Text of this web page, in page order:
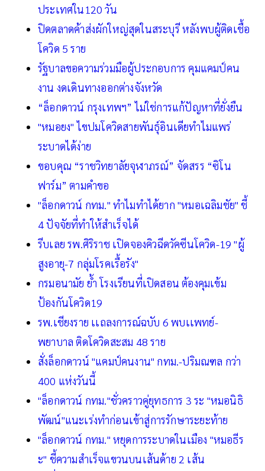
ประเทศใน120 วัน
ปิดตลาดค้าส่งผักใหญ่สุดในสระบุรี หลังพบผู้ติดเชื้อ
โควิด 5 ราย
รัฐบาลขอความร่วมมือผู้ประกอบการ คุมแคมป์คน
งาน งดเดินทางออกต่างจังหวัด
“ล็อกดาวน์ กรุงเทพฯ” ไม่ใช่การแก้ปัญหาที่ยั่งยืน
"หมอยง" ไขปมโควิดสายพันธุ์อินเดียทำไมแพร่
ระบาดได้ง่าย
ขอบคุณ “ราชวิทยาลัยจุฬาภรณ์” จัดสรร “ซิโน
ฟาร์ม” ตามคำขอ
"ล็อกดาวน์ กทม." ทำไมทำได้ยาก "หมอเฉลิมชัย" ชี้
4 ปัจจัยที่ทำให้สำเร็จได้
รีบเลย รพ.ศิริราช เปิดจองคิวฉีดวัคซีนโควิด-19 "ผู้
สูงอายุ-7 กลุ่มโรคเรื้อรัง"
กรมอนามัย ย้ำ โรงเรียนที่เปิดสอน ต้องคุมเข้ม
ป้องกันโควิด19
รพ.เชียงราย เเถลงการณ์ฉบับ 6 พบเเพทย์-
พยาบาล ติดโควิดสะสม 48 ราย
สั่งล็อกดาวน์ "แคมป์คนงาน" กทม.-ปริมณฑล กว่า
400 แห่งวันนี้
"ล็อกดาวน์ กทม."ชั่วคราวคู่ยุทธการ 3 ระ "หมอนิธิ
พัฒน์"แนะเร่งทำก่อนเข้าสู่การรักษาระยะท้าย
"ล็อกดาวน์ กทม." หยุดการระบาดในเมือง "หมอธีร
ะ" ชี้ความสำเร็จแขวนบนเส้นด้าย 2 เส้น